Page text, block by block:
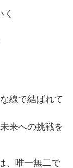
線で結ばれて
来への挑戦を
、唯一無二で